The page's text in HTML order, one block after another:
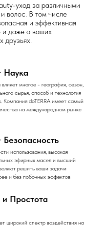
уход за различными
волос. В том числе
и эффективная
и даже о ваших
друзьях.
Наука
многое - география, сезон,
сырья, способ и технология
Компания doTERRA имеет самый
на международном рынке
использования, высокая
эфирных масел и высший
решить ваши задачи
и без побочных эффектов
и Простота
широкий спектр воздействия на